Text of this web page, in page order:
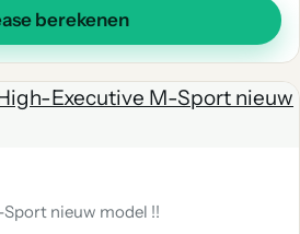
berekenen
nieuw model !!